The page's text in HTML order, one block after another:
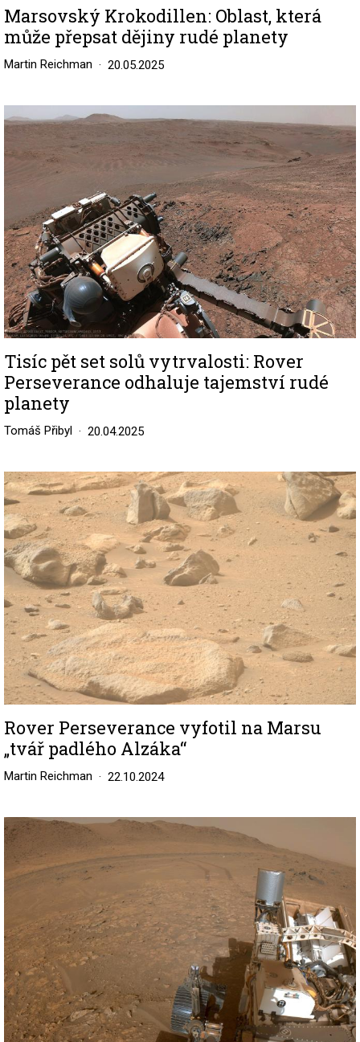
Marsovský Krokodillen: Oblast, která
může přepsat dějiny rudé planety
Martin Reichman 20.05.2025
Image
Tisíc pět set solů vytrvalosti: Rover
Perseverance odhaluje tajemství rudé
planety
Tomáš Přibyl 20.04.2025
Image
Rover Perseverance vyfotil na Marsu
„tvář padlého Alzáka“
Martin Reichman 22.10.2024
Image